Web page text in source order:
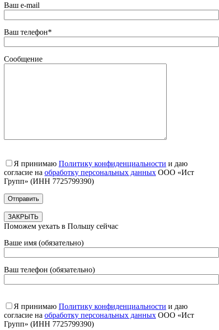
Ваш e-mail
Ваш телефон*
Сообщение
Я принимаю Политику конфиденциальности и даю
согласие на обработку персональных данных ООО «Ист
Групп» (ИНН 7725799390)
ЗАКРЫТЬ
Поможем уехать в Польшу сейчас
Ваше имя (обязательно)
Ваш телефон (обязательно)
Я принимаю Политику конфиденциальности и даю
согласие на обработку персональных данных ООО «Ист
Групп» (ИНН 7725799390)